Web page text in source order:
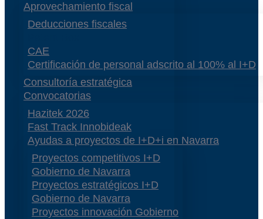
Aprovechamiento fiscal
Deducciones fiscales
CAE
Certificación de personal adscrito al 100% al I+D
Consultoría estratégica
Convocatorias
Hazitek 2026
Fast Track Innobideak
Ayudas a proyectos de I+D+i en Navarra
Proyectos competitivos I+D
Gobierno de Navarra
Proyectos estratégicos I+D
Gobierno de Navarra
Proyectos innovación Gobierno